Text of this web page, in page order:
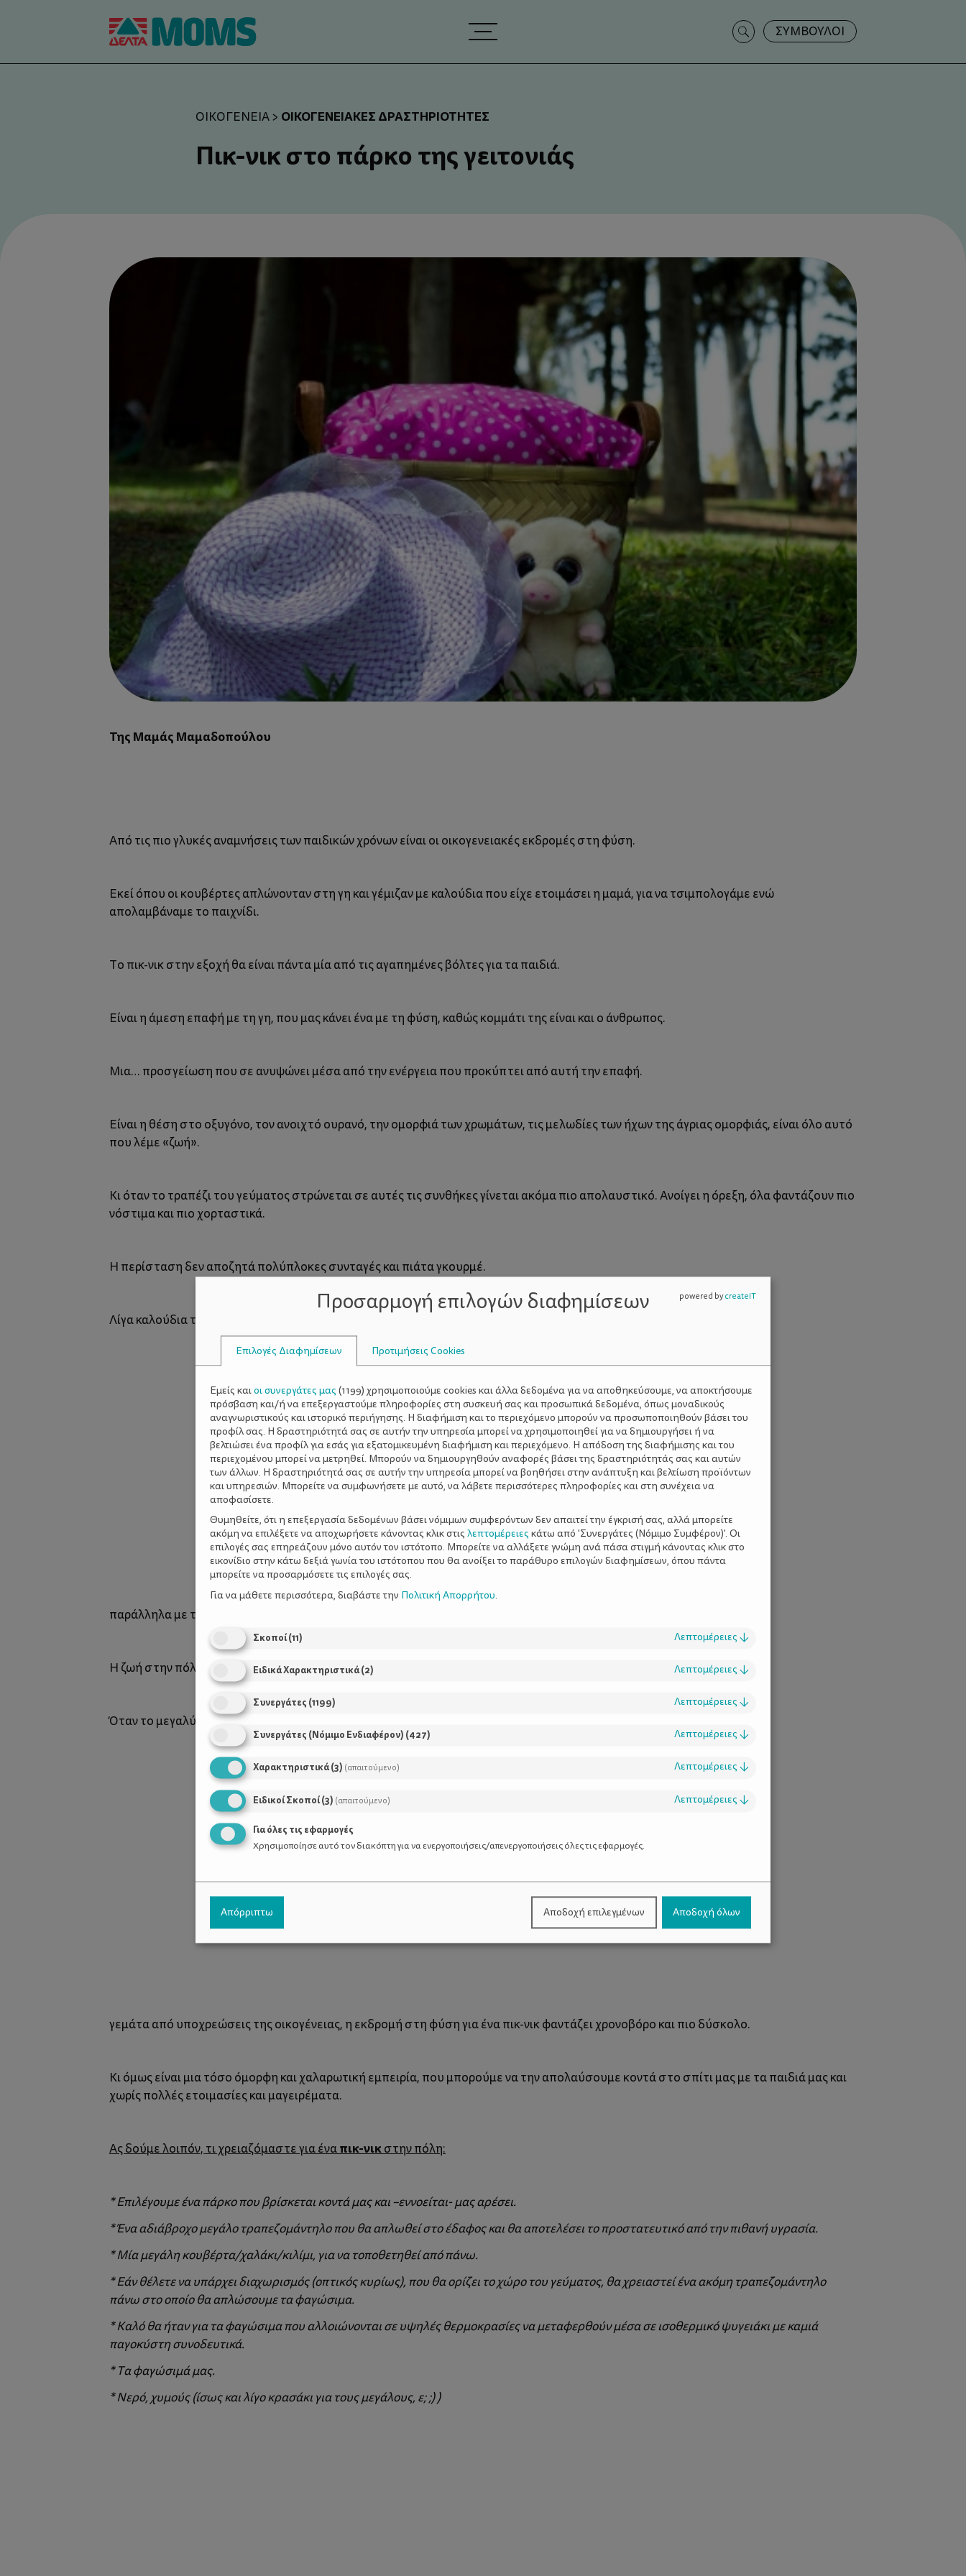
Search
for:
ΣΥΜΒΟΥΛΟΙ
ΟΙΚΟΓΈΝΕΙΑ> ΟΙΚΟΓΕΝΕΙΑΚΈΣ ΔΡΑΣΤΗΡΙΌΤΗΤΕΣ
Πικ-νικ στο πάρκο της γειτονιάς
Της Μαμάς Μαμαδοπούλου
Από τις πιο γλυκές αναμνήσεις των παιδικών χρόνων είναι οι οικογενειακές εκδρομές στη φύση.
Εκεί όπου οι κουβέρτες απλώνονταν στη γη και γέμιζαν με καλούδια που είχε ετοιμάσει η μαμά, για να τσιμπολογάμε ενώ
απολαμβάναμε το παιχνίδι.
Το πικ-νικ στην εξοχή θα είναι πάντα μία από τις αγαπημένες βόλτες για τα παιδιά.
Είναι η άμεση επαφή με τη γη, που μας κάνει ένα με τη φύση, καθώς κομμάτι της είναι και ο άνθρωπος.
Μια… προσγείωση που σε ανυψώνει μέσα από την ενέργεια που προκύπτει από αυτή την επαφή.
Είναι η θέση στο οξυγόνο, τον ανοιχτό ουρανό, την ομορφιά των χρωμάτων, τις μελωδίες των ήχων της άγριας ομορφιάς, είναι όλο αυτό
που λέμε «ζωή».
Κι όταν το τραπέζι του γεύματος στρώνεται σε αυτές τις συνθήκες γίνεται ακόμα πιο απολαυστικό. Ανοίγει η όρεξη, όλα φαντάζουν πιο
νόστιμα και πιο χορταστικά.
Η περίσταση δεν αποζητά πολύπλοκες συνταγές και πιάτα γκουρμέ.
Λίγα καλούδια τακτοποιημένα με αγάπη μπορούν να χορτάσουν το στομάχι,
παράλληλα με το χόρτασμα των υπόλοιπων αισθήσεων.
Η ζωή στην πόλη κάνει λίγο πιο δύσκολες αυτές τις εξορμήσεις.
Όταν το μεγαλύτερο διάστημα της χρονιάς ακόμη και τα σαββατοκύριακα είναι
γεμάτα από υποχρεώσεις της οικογένειας, η εκδρομή στη φύση για ένα πικ-νικ φαντάζει χρονοβόρο και πιο δύσκολο.
Κι όμως είναι μια τόσο όμορφη και χαλαρωτική εμπειρία, που μπορούμε να την απολαύσουμε κοντά στο σπίτι μας με τα παιδιά μας και
χωρίς πολλές ετοιμασίες και μαγειρέματα.
Ας δούμε λοιπόν, τι χρειαζόμαστε για έναπικ-νικστην πόλη:
* Επιλέγουμε ένα πάρκο που βρίσκεται κοντά μας και –εννοείται- μας αρέσει.
* Ένα αδιάβροχο μεγάλο τραπεζομάντηλο που θα απλωθεί στο έδαφος και θα αποτελέσει το προστατευτικό από την πιθανή υγρασία.
* Μία μεγάλη κουβέρτα/χαλάκι/κιλίμι, για να τοποθετηθεί από πάνω.
* Εάν θέλετε να υπάρχει διαχωρισμός (οπτικός κυρίως), που θα ορίζει το χώρο του γεύματος, θα χρειαστεί ένα ακόμη τραπεζομάντηλο
πάνω στο οποίο θα απλώσουμε τα φαγώσιμα.
* Καλό θα ήταν για τα φαγώσιμα που αλλοιώνονται σε υψηλές θερμοκρασίες να μεταφερθούν μέσα σε ισοθερμικό ψυγειάκι με καμιά
παγοκύστη συνοδευτικά.
* Τα φαγώσιμά μας.
* Νερό, χυμούς (ίσως και λίγο κρασάκι για τους μεγάλους, ε; ;) )
Προσαρμογή επιλογών διαφημίσεων
Επιλογές Διαφημίσεων Προτιμήσεις Cookies
Εμείς καιοι συνεργάτες μας (1199) χρησιμοποιούμε cookies και άλλα δεδομένα για να αποθηκεύσουμε, να αποκτήσουμε
πρόσβαση και/ή να επεξεργαστούμε πληροφορίες στη συσκευή σας και προσωπικά δεδομένα, όπως μοναδικούς
αναγνωριστικούς και ιστορικό περιήγησης. Η διαφήμιση και το περιεχόμενο μπορούν να προσωποποιηθούν βάσει του
προφίλ σας. Η δραστηριότητά σας σε αυτήν την υπηρεσία μπορεί να χρησιμοποιηθεί για να δημιουργήσει ή να
βελτιώσει ένα προφίλ για εσάς για εξατομικευμένη διαφήμιση και περιεχόμενο. Η απόδοση της διαφήμισης και του
περιεχομένου μπορεί να μετρηθεί. Μπορούν να δημιουργηθούν αναφορές βάσει της δραστηριότητάς σας και αυτών
των άλλων. Η δραστηριότητά σας σε αυτήν την υπηρεσία μπορεί να βοηθήσει στην ανάπτυξη και βελτίωση προϊόντων
και υπηρεσιών. Μπορείτε να συμφωνήσετε με αυτό, να λάβετε περισσότερες πληροφορίες και στη συνέχεια να
αποφασίσετε.
Θυμηθείτε, ότι η επεξεργασία δεδομένων βάσει νόμιμων συμφερόντων δεν απαιτεί την έγκρισή σας, αλλά μπορείτε
ακόμη να επιλέξετε να αποχωρήσετε κάνοντας κλικ στις λεπτομέρειες κάτω από 'Συνεργάτες (Νόμιμο Συμφέρον)'. Οι
επιλογές σας επηρεάζουν μόνο αυτόν τον ιστότοπο. Μπορείτε να αλλάξετε γνώμη ανά πάσα στιγμή κάνοντας κλικ στο
εικονίδιο στην κάτω δεξιά γωνία του ιστότοπου που θα ανοίξει το παράθυρο επιλογών διαφημίσεων, όπου πάντα
μπορείτε να προσαρμόσετε τις επιλογές σας.
Για να μάθετε περισσότερα, διαβάστε την Πολιτική Απορρήτου.
Σκοποί(11) Λεπτομέρειες ↓
Ειδικά Χαρακτηριστικά(2) Λεπτομέρειες ↓
Συνεργάτες (1199) Λεπτομέρειες ↓
Συνεργάτες (Νόμιμο Ενδιαφέρον) (427) Λεπτομέρειες ↓
Χαρακτηριστικά(3) (απαιτούμενο) Λεπτομέρειες ↓
Ειδικοί Σκοποί(3) (απαιτούμενο) Λεπτομέρειες ↓
Για όλες τις εφαρμογές
Χρησιμοποίησε αυτό τον διακόπτη για να ενεργοποιήσεις/απενεργοποιήσεις όλες τις εφαρμογές.
Απόρριπτω Αποδοχή επιλεγμένων Αποδοχή όλων
powered bycreateIT